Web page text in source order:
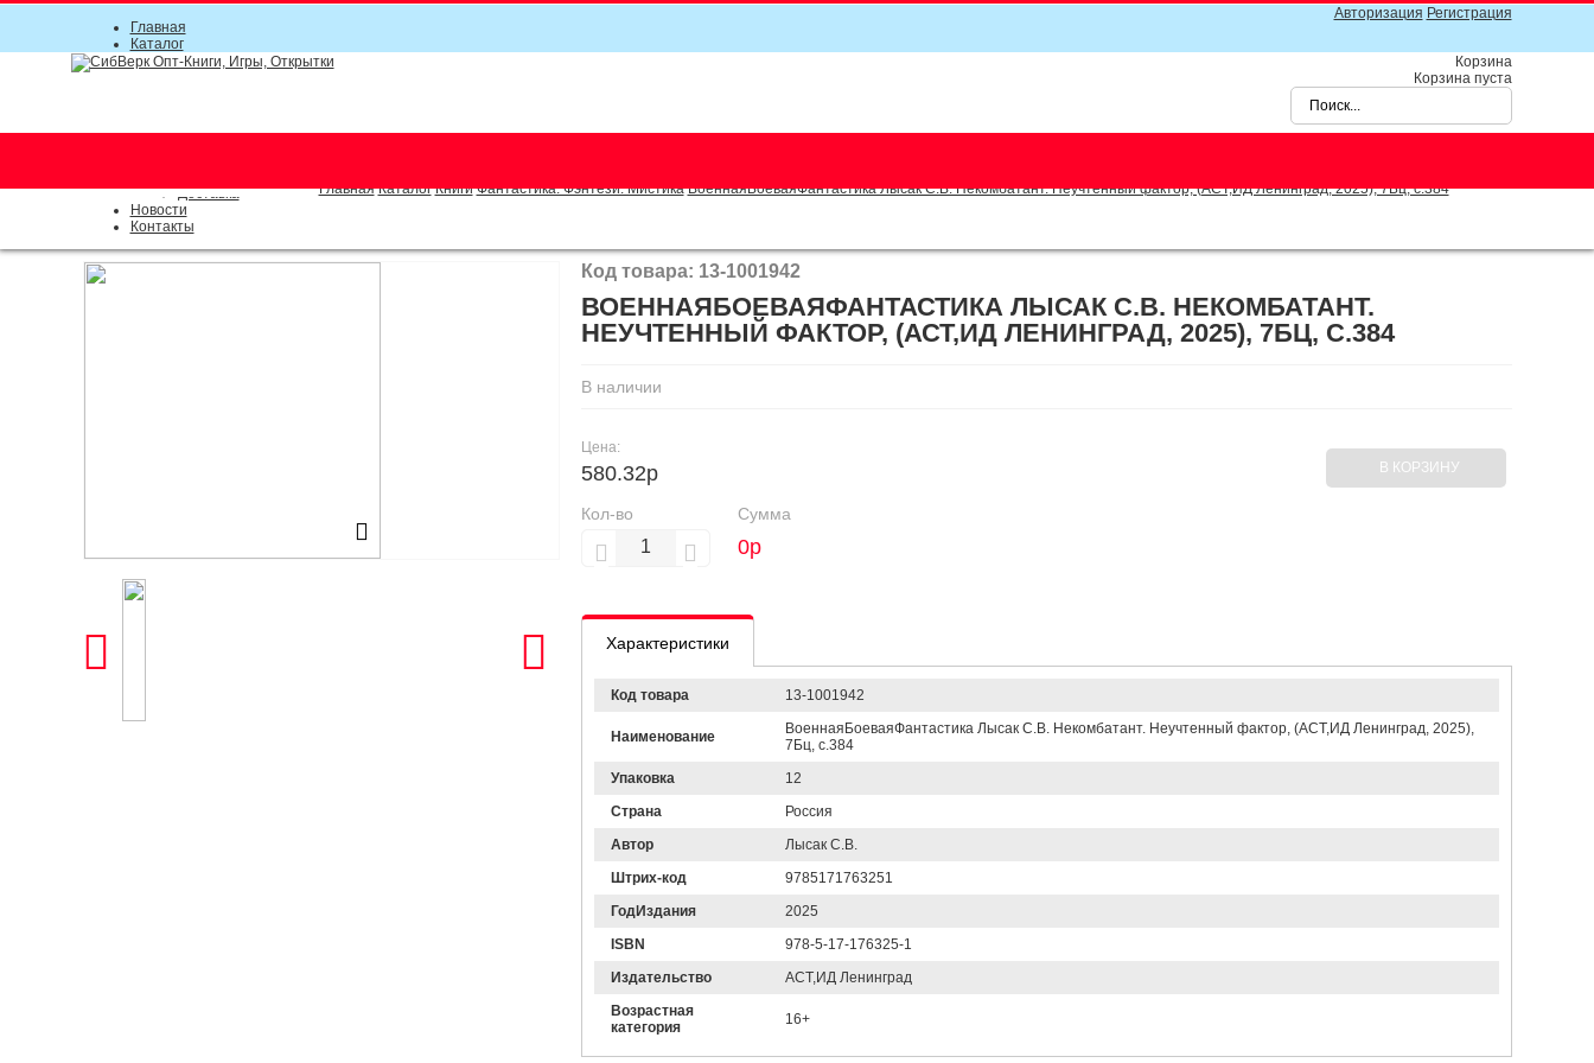
Авторизация Регистрация
Главная
Каталог
Прайс-листы
Доставка
Новости
Контакты
Корзина
Корзина пуста
Главная Каталог Книги Фантастика. Фэнтези. Мистика ВоеннаяБоеваяФантастика Лысак С.В. Некомбатант. Неучтенный фактор, (АСТ,ИД Ленинград, 2025), 7Бц, c.384
Код товара: 13-1001942
ВОЕННАЯБОЕВАЯФАНТАСТИКА ЛЫСАК С.В. НЕКОМБАТАНТ.
НЕУЧТЕННЫЙ ФАКТОР, (АСТ,ИД ЛЕНИНГРАД, 2025), 7БЦ, C.384
В наличии
Цена:
580.32р
Кол-во Сумма
0р
В КОРЗИНУ
Характеристики
Код товара 13-1001942
Наименование
ВоеннаяБоеваяФантастика Лысак С.В. Некомбатант. Неучтенный фактор, (АСТ,ИД Ленинград, 2025),
7Бц, c.384
Упаковка
12
Страна
Россия
Автор
Лысак С.В.
Штрих-код
9785171763251
ГодИздания
2025
ISBN
978-5-17-176325-1
Издательство
АСТ,ИД Ленинград
Возрастная
категория
16+